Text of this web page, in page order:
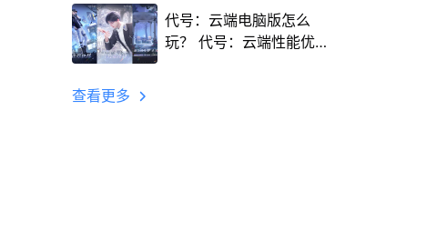
代号：云端电脑版怎么
玩？ 代号：云端性能优
查看更多